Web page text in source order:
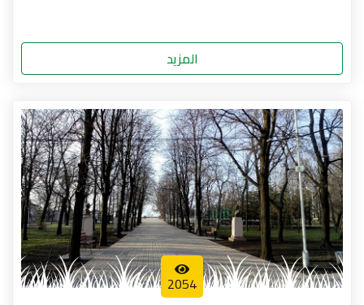
المزيد
2054